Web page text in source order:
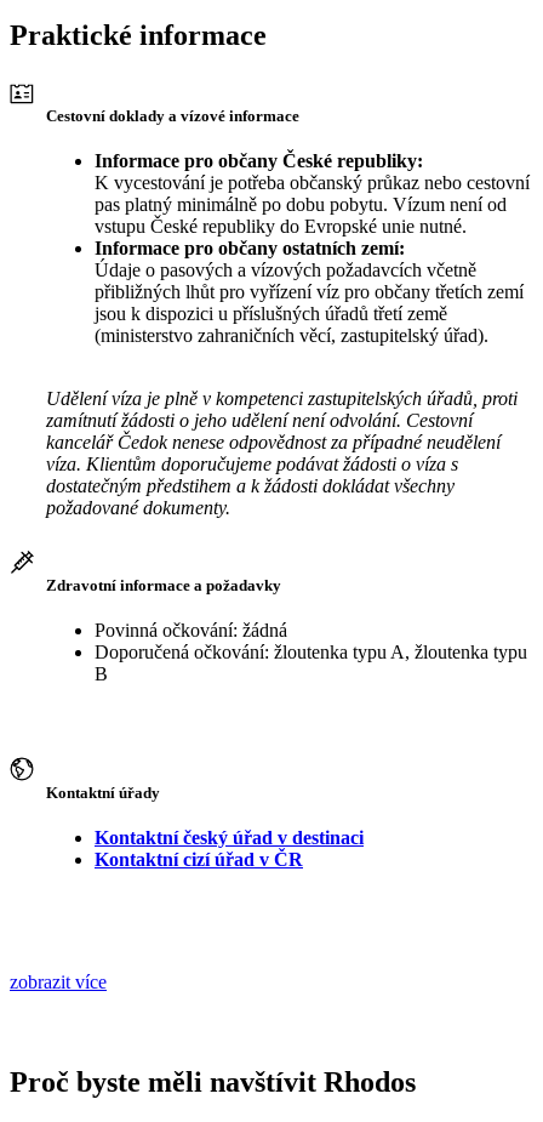
Praktické informace
Cestovní doklady a vízové informace
Informace pro občany České republiky:
K vycestování je potřeba občanský průkaz nebo cestovní
pas platný minimálně po dobu pobytu. Vízum není od
vstupu České republiky do Evropské unie nutné.
Informace pro občany ostatních zemí:
Údaje o pasových a vízových požadavcích včetně
přibližných lhůt pro vyřízení víz pro občany třetích zemí
jsou k dispozici u příslušných úřadů třetí země
(ministerstvo zahraničních věcí, zastupitelský úřad).
Udělení víza je plně v kompetenci zastupitelských úřadů, proti
zamítnutí žádosti o jeho udělení není odvolání. Cestovní
kancelář Čedok nenese odpovědnost za případné neudělení
víza. Klientům doporučujeme podávat žádosti o víza s
dostatečným předstihem a k žádosti dokládat všechny
požadované dokumenty.
Zdravotní informace a požadavky
Povinná očkování: žádná
Doporučená očkování: žloutenka typu A, žloutenka typu
B
Kontaktní úřady
Kontaktní český úřad v destinaci
Kontaktní cizí úřad v ČR
zobrazit více
Proč byste měli navštívit Rhodos